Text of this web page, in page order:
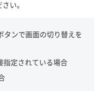
い。
タンで画面の切り替えを
指定されている場合